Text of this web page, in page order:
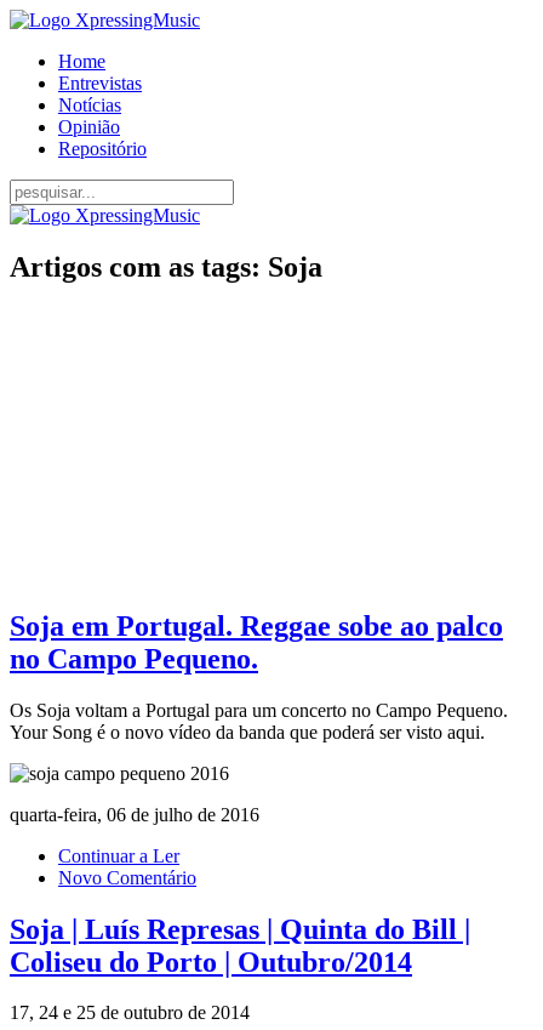
Home
Entrevistas
Notícias
Opinião
Repositório
Artigos com as tags: Soja
Soja em Portugal. Reggae sobe ao palco
no Campo Pequeno.
Os Soja voltam a Portugal para um concerto no Campo Pequeno.
Your Song é o novo vídeo da banda que poderá ser visto aqui.
quarta-feira, 06 de julho de 2016
Continuar a Ler
Novo Comentário
Soja | Luís Represas | Quinta do Bill |
Coliseu do Porto | Outubro/2014
17, 24 e 25 de outubro de 2014